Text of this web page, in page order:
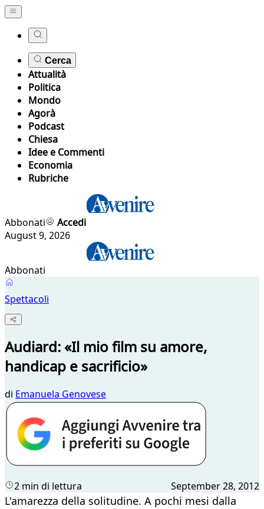
Cerca
Attualità
Politica
Mondo
Agorà
Podcast
Chiesa
Idee e Commenti
Economia
Rubriche
Abbonati
Accedi
August 9, 2026
Abbonati
Spettacoli
Audiard: «Il mio film su amore,
handicap e sacrificio»
di Emanuela Genovese
2 min di lettura September 28, 2012
​L'amarezza della solitudine. A pochi mesi dalla